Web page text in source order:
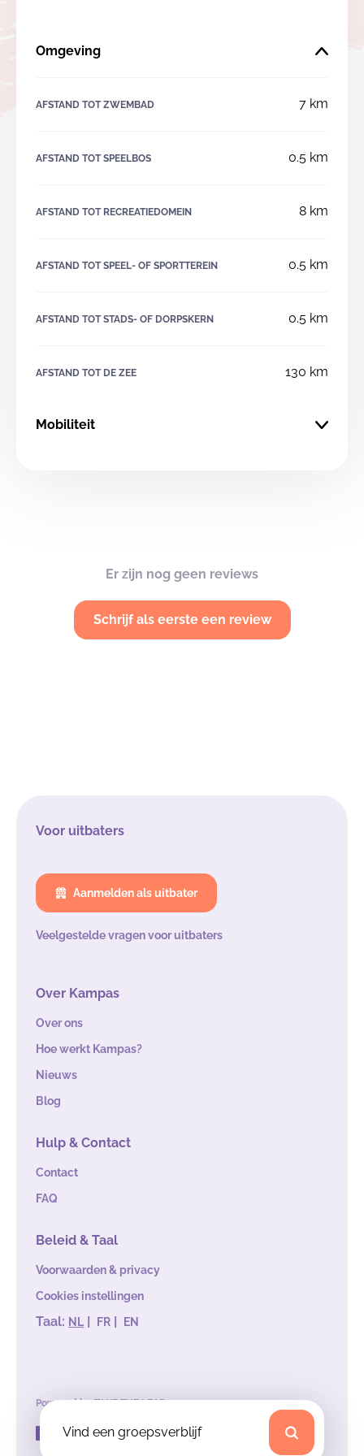
Vind een groepsverblijf
Omgeving
AFSTAND TOT ZWEMBAD 7 km
AFSTAND TOT SPEELBOS 0.5 km
AFSTAND TOT RECREATIEDOMEIN 8 km
AFSTAND TOT SPEEL- OF SPORTTEREIN 0.5 km
AFSTAND TOT STADS- OF DORPSKERN 0.5 km
AFSTAND TOT DE ZEE 130 km
Mobiliteit
Er zijn nog geen reviews
Schrijf als eerste een review
Voor uitbaters
Aanmelden als uitbater
Veelgestelde vragen voor uitbaters
Over Kampas
Over ons
Hoe werkt Kampas?
Nieuws
Blog
Hulp & Contact
Contact
FAQ
Beleid & Taal
Voorwaarden & privacy
Cookies instellingen
Taal: NL | FR | EN
Powered byTAKE THE LEAD